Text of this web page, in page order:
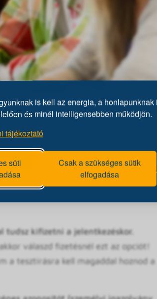
is kell az energia, a honlapunknak
és minél intelligensebben működjön.
tájékoztató
süti
Csak a szükséges sütik
elfogadása
két órás program. Tesztírás előtt egy
és a kitöltendő IQ-tesztről,
is részt kell venned, mert a
miatt kérjük érkezz meg 15
így majd időben tudjuk kezdeni a
kifizetni a jelentkezéskor.
válaszd fizetésnél ezt az opciót!
a tesztírásra kell magaddal hoznod a